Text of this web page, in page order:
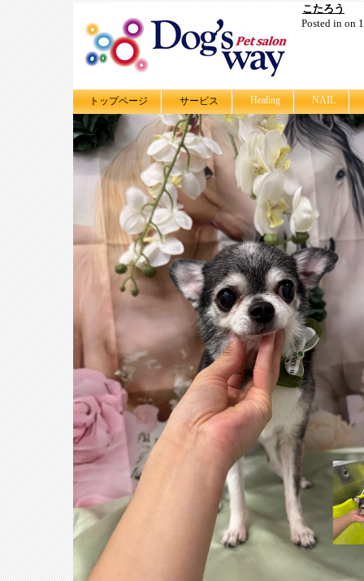
トップページ サービス Healing NAIL
こたろう
Posted in on